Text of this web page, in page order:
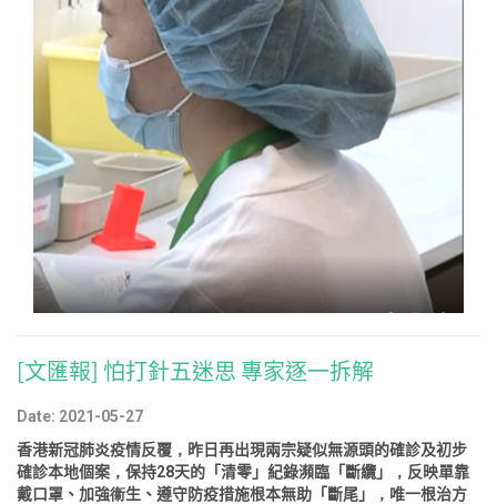
[文匯報] 怕打針五迷思 專家逐一拆解
Date: 2021-05-27
香港新冠肺炎疫情反覆，昨日再出現兩宗疑似無源頭的確診及初步
確診本地個案，保持28天的「清零」紀錄瀕臨「斷纜」，反映單靠
戴口罩、加強衞生、遵守防疫措施根本無助「斷尾」，唯一根治方